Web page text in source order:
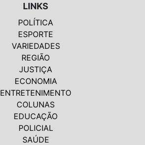
LINKS
POLÍTICA
ESPORTE
VARIEDADES
REGIÃO
JUSTIÇA
ECONOMIA
ENTRETENIMENTO
COLUNAS
EDUCAÇÃO
POLICIAL
SAÚDE